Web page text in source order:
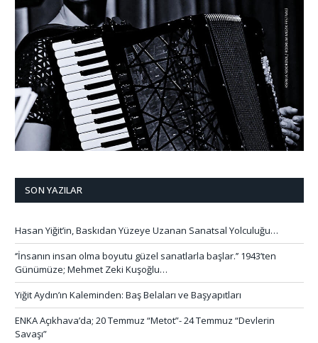
SON YAZILAR
Hasan Yiğit’in, Baskıdan Yüzeye Uzanan Sanatsal Yolculuğu…
‘’İnsanın insan olma boyutu güzel sanatlarla başlar.’’ 1943’ten
Günümüze; Mehmet Zeki Kuşoğlu…
Yiğit Aydın’ın Kaleminden: Baş Belaları ve Başyapıtları
ENKA Açıkhava’da; 20 Temmuz “Metot”- 24 Temmuz “Devlerin
Savaşı”